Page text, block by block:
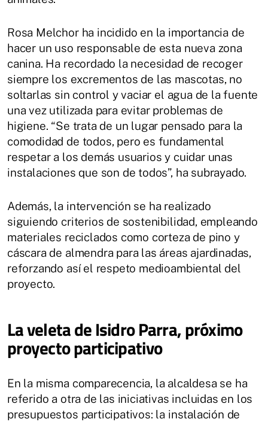
Rosa Melchor ha incidido en la importancia de
hacer un uso responsable de esta nueva zona
canina. Ha recordado la necesidad de recoger
siempre los excrementos de las mascotas, no
soltarlas sin control y vaciar el agua de la fuente
una vez utilizada para evitar problemas de
higiene. “Se trata de un lugar pensado para la
comodidad de todos, pero es fundamental
respetar a los demás usuarios y cuidar unas
instalaciones que son de todos”, ha subrayado.
Además, la intervención se ha realizado
siguiendo criterios de sostenibilidad, empleando
materiales reciclados como corteza de pino y
cáscara de almendra para las áreas ajardinadas,
reforzando así el respeto medioambiental del
proyecto.
La veleta de Isidro Parra, próximo
proyecto participativo
En la misma comparecencia, la alcaldesa se ha
referido a otra de las iniciativas incluidas en los
presupuestos participativos: la instalación de